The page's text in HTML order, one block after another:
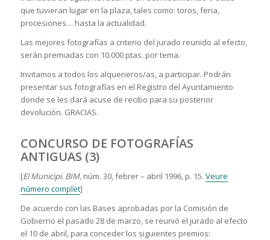
que tuvieran lugar en la plaza, tales como: toros, feria,
procesiones… hasta la actualidad.
Las mejores fotografías a criterio del jurado reunido al efecto,
serán premiadas con 10.000 ptas. por tema.
Invitamos a todos los alquerieros/as, a participar. Podrán
presentar sus fotografías en el Registro del Ayuntamiento
donde se les dará acuse de recibo para su posterior
devolución. GRACIAS.
CONCURSO DE FOTOGRAFÍAS
ANTIGUAS (3)
[El Municipi. BIM, núm. 30, febrer – abril 1996, p. 15. Veure
número complet]
De acuerdo con las Bases aprobadas por la Comisión de
Gobierno el pasado 28 de marzo, se reunió el jurado al efecto
el 10 de abril, para conceder los siguientes premios: